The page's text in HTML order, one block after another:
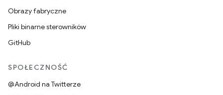
Obrazy fabryczne
Pliki binarne sterowników
GitHub
SPOŁECZNOŚĆ
@Android na Twitterze